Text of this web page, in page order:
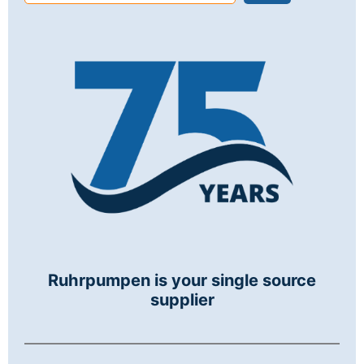
Ruhrpumpen is your single source
supplier